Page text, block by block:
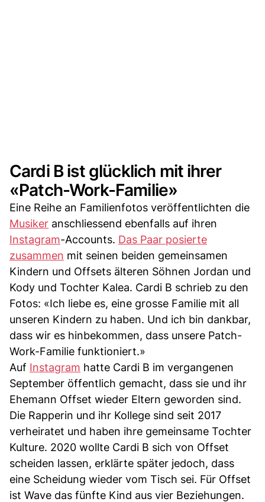
Cardi B ist glücklich mit ihrer
«Patch-Work-Familie»
Eine Reihe an Familienfotos veröffentlichten die
Musiker anschliessend ebenfalls auf ihren
Instagram-Accounts. Das Paar posierte
zusammen mit seinen beiden gemeinsamen
Kindern und Offsets älteren Söhnen Jordan und
Kody und Tochter Kalea. Cardi B schrieb zu den
Fotos: «Ich liebe es, eine grosse Familie mit all
unseren Kindern zu haben. Und ich bin dankbar,
dass wir es hinbekommen, dass unsere Patch-
Work-Familie funktioniert.»
Auf Instagram hatte Cardi B im vergangenen
September öffentlich gemacht, dass sie und ihr
Ehemann Offset wieder Eltern geworden sind.
Die Rapperin und ihr Kollege sind seit 2017
verheiratet und haben ihre gemeinsame Tochter
Kulture. 2020 wollte Cardi B sich von Offset
scheiden lassen, erklärte später jedoch, dass
eine Scheidung wieder vom Tisch sei. Für Offset
ist Wave das fünfte Kind aus vier Beziehungen.